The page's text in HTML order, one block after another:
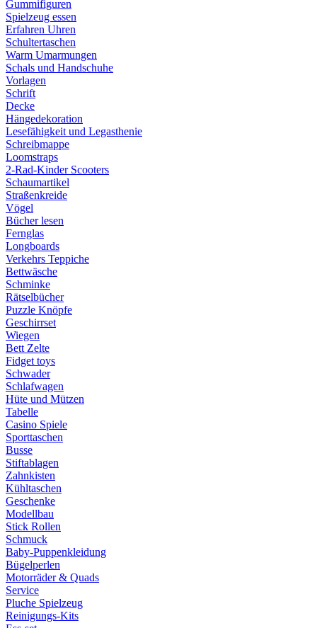
Gummifiguren
Spielzeug essen
Erfahren Uhren
Schultertaschen
Warm Umarmungen
Schals und Handschuhe
Vorlagen
Schrift
Decke
Hängedekoration
Lesefähigkeit und Legasthenie
Schreibmappe
Loomstraps
2-Rad-Kinder Scooters
Schaumartikel
Straßenkreide
Vögel
Bücher lesen
Fernglas
Longboards
Verkehrs Teppiche
Bettwäsche
Schminke
Rätselbücher
Puzzle Knöpfe
Geschirrset
Wiegen
Bett Zelte
Fidget toys
Schwader
Schlafwagen
Hüte und Mützen
Tabelle
Casino Spiele
Sporttaschen
Busse
Stiftablagen
Zahnkisten
Kühltaschen
Geschenke
Modellbau
Stick Rollen
Schmuck
Baby-Puppenkleidung
Bügelperlen
Motorräder & Quads
Service
Pluche Spielzeug
Reinigungs-Kits